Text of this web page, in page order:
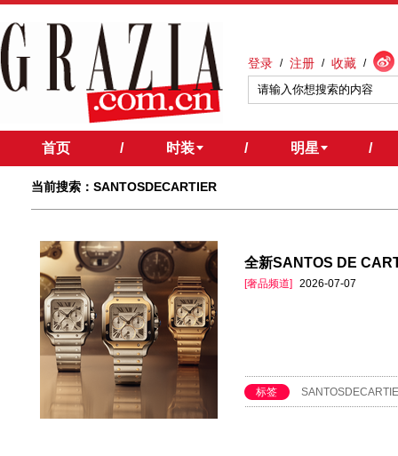
登录 / 注册 / 收藏 /
首页 / 时装 / 明星 /
当前搜索：SANTOSDECARTIER
全新SANTOS DE
[奢品频道] 2026-07-07
标签